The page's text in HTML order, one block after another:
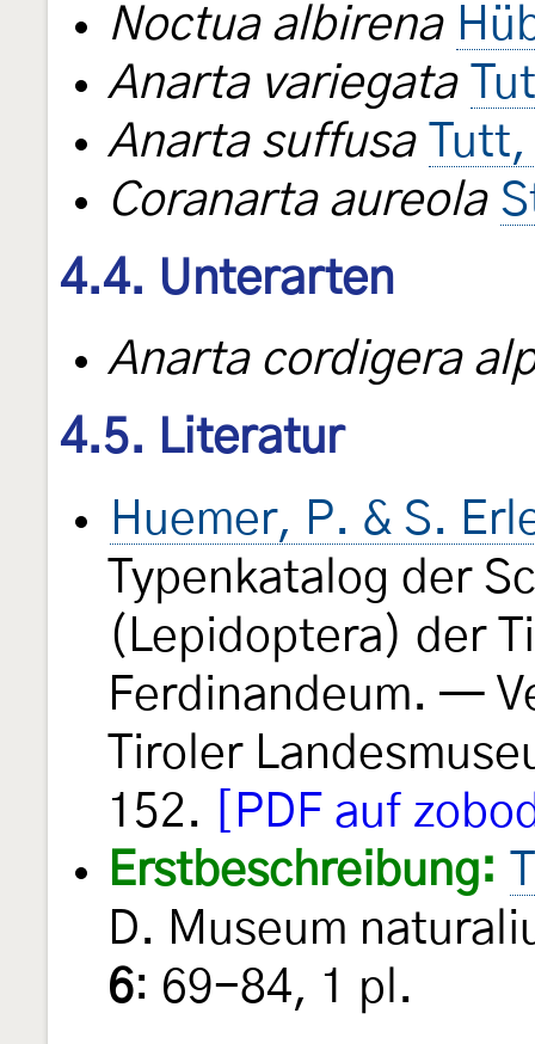
Noctua albirena
Anarta variegata
Anarta suffusa
Coranarta aureola
4.4. Unterarten
Anarta cordigera
4.5. Literatur
Huemer, P. & S.
Typenkatalog der
(Lepidoptera) der
Ferdinandeum. —
Tiroler
152.
[PDF auf
Erstbeschreibung:
D. Museum
6: 69-84, 1 pl.